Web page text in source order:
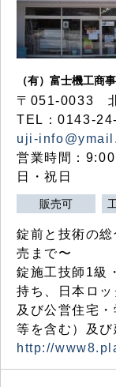
（有）富士機工商事
〒051-0033
TEL：0143-
uji-
営業時間：
日・祝日
販売可
錠前と技術の
売まで〜
錠施工技師1級
持ち、日本ロ
及び公営住宅
等を含む）及び
http://